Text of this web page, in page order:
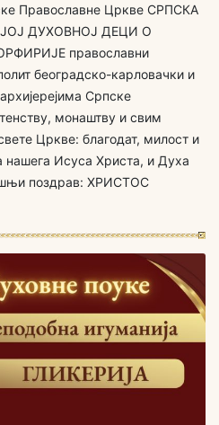
Православне Цркве СРПСКА
ДУХОВНОЈ ДЕЦИ O
православни
београдско-карловачки и
Српске
монаштву и свим
Цркве: благодат, милост и
Исуса Христа, и Духа
поздрав: ХРИСТОС